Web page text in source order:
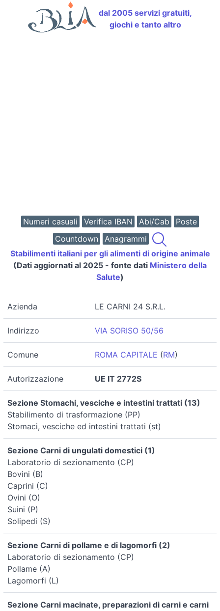
dal 2005 servizi gratuiti,
giochi e tanto altro
Numeri casuali Verifica IBAN Abi/Cab
Poste
Countdown
Anagrammi
Stabilimenti italiani per gli alimenti di origine animale
(Dati aggiornati al 2025 - fonte dati Ministero della
Salute)
Azienda LE CARNI 24 S.R.L.
Indirizzo VIA SORISO 50/56
Comune ROMA CAPITALE (RM)
Autorizzazione UE IT 2772S
Sezione Stomachi, vesciche e intestini trattati (13)
Stabilimento di trasformazione (PP)
Stomaci, vesciche ed intestini trattati (st)
Sezione Carni di ungulati domestici (1)
Laboratorio di sezionamento (CP)
Bovini (B)
Caprini (C)
Ovini (O)
Suini (P)
Solipedi (S)
Sezione Carni di pollame e di lagomorfi (2)
Laboratorio di sezionamento (CP)
Pollame (A)
Lagomorfi (L)
Sezione Carni macinate, preparazioni di carni e carni